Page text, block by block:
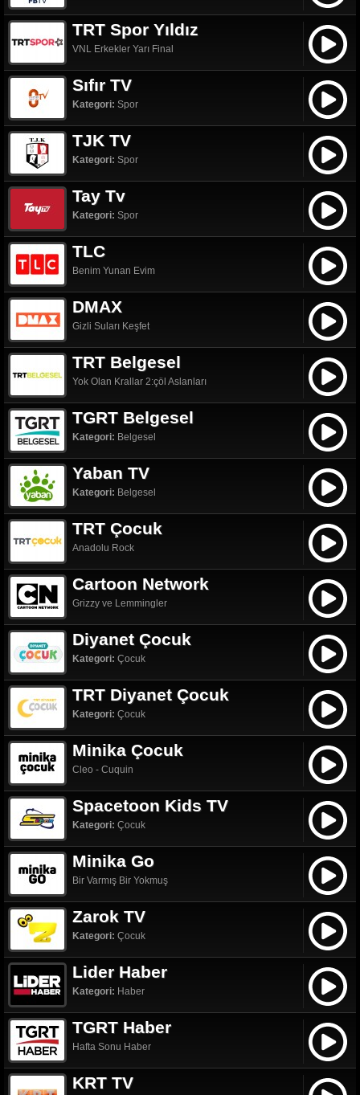
TRT Spor Yıldız
VNL Erkekler Yarı Final
Sıfır TV
Kategori: Spor
TJK TV
Kategori: Spor
Tay Tv
Kategori: Spor
TLC
Benim Yunan Evim
DMAX
Gizli Suları Keşfet
TRT Belgesel
Yok Olan Krallar 2:çöl Aslanları
TGRT Belgesel
Kategori: Belgesel
Yaban TV
Kategori: Belgesel
TRT Çocuk
Anadolu Rock
Cartoon Network
Grizzy ve Lemmingler
Diyanet Çocuk
Kategori: Çocuk
TRT Diyanet Çocuk
Kategori: Çocuk
Minika Çocuk
Cleo - Cuquin
Spacetoon Kids TV
Kategori: Çocuk
Minika Go
Bir Varmış Bir Yokmuş
Zarok TV
Kategori: Çocuk
Lider Haber
Kategori: Haber
TGRT Haber
Hafta Sonu Haber
KRT TV